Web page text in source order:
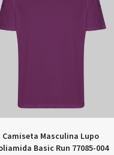
Basic Run 77085-004
R$142,03